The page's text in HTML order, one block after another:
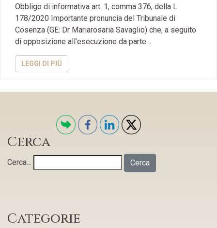
Obbligo di informativa art. 1, comma 376, della L.
178/2020 Importante pronuncia del Tribunale di
Cosenza (GE: Dr Mariarosaria Savaglio) che, a seguito
di opposizione all’esecuzione da parte…
LEGGI DI PIÙ
Cerca
Cerca…
Categorie